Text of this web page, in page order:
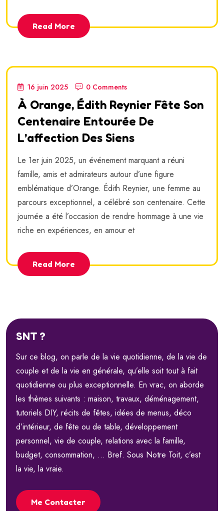
Read More
16 juin 2025 0 Comments
À Orange, Édith Reynier Fête Son
Centenaire Entourée De
L’affection Des Siens
Le 1er juin 2025, un événement marquant a réuni
famille, amis et admirateurs autour d’une figure
emblématique d’Orange. Édith Reynier, une femme au
parcours exceptionnel, a célébré son centenaire. Cette
journée a été l’occasion de rendre hommage à une vie
riche en expériences, en amour et
Read More
SNT ?
Sur ce blog, on parle de la vie quotidienne, de la vie de
couple et de la vie en générale, qu’elle soit tout à fait
quotidienne ou plus exceptionnelle. En vrac, on aborde
les thèmes suivants : maison, travaux, déménagement,
tutoriels DIY, récits de fêtes, idées de menus, déco
d’intérieur, de fête ou de table, développement
personnel, vie de couple, relations avec la famille,
budget, consommation, … Bref. Sous Notre Toit, c’est
la vie, la vraie.
Me Contacter